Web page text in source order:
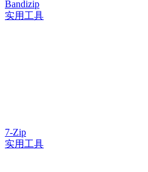
Bandizip
实用工具
7-Zip
实用工具